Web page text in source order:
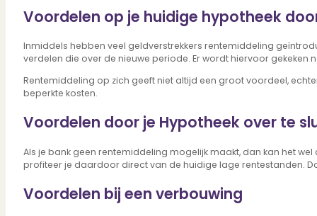
Voldoe aan alle wettelijke eisen
Verkoop jouw huis discreet..
Nieuwbouw verkopen
Vraagt om specialistische kennis...
Verhuren
Verhuur & Beheer
Verbouwen
Wil jij jouw huis renoveren? Geen probleem!
Bekijk het overzicht van alle diensten..
Voordelen op je huidige hypotheek
Inmiddels hebben veel geldverstrekkers rentemiddeling
verdelen die over de nieuwe periode. Er wordt hiervoor
Rentemiddeling op zich geeft niet altijd een groot voordeel,
beperkte kosten.
Voordelen door je Hypotheek over te
Als je bank geen rentemiddeling mogelijk maakt, dan kan het
profiteer je daardoor direct van de huidige lage rentestanden.
Voordelen bij een verbouwing